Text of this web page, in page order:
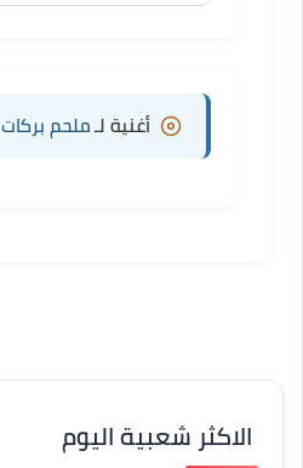
أغنية لـ ملحم بركات
الاكثر شعبية اليوم